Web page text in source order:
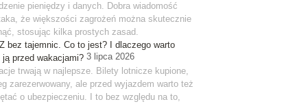
pieniędzy i danych. Dobra wiadomość
że większości zagrożeń można skutecznie
stosując kilka prostych zasad.
bez tajemnic. Co to jest? I dlaczego warto
ją przed wakacjami? 3 lipca 2026
trwają w najlepsze. Bilety lotnicze kupione,
zarezerwowany, ale przed wyjazdem warto też
o ubezpieczeniu. I to bez względu na to,